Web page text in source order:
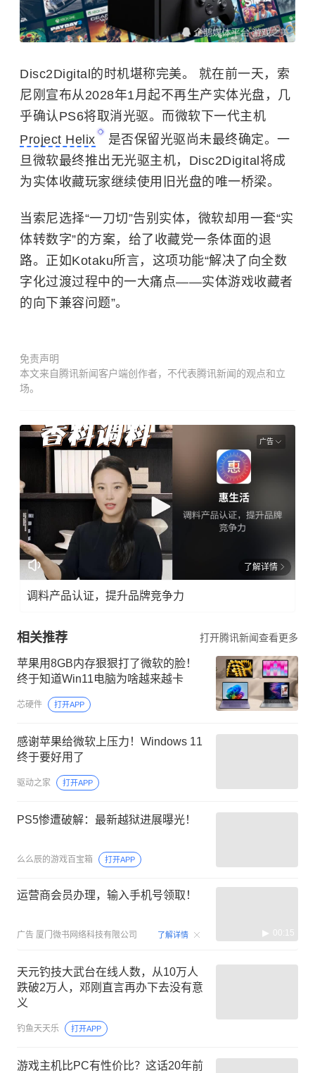
Disc2Digital的时机堪称完美。 就在前一天，索
尼刚宣布从2028年1月起不再生产实体光盘，几
乎确认PS6将取消光驱。而微软下一代主机
Project Helix
是否保留光驱尚未最终确定。一
旦微软最终推出无光驱主机，Disc2Digital将成
为实体收藏玩家继续使用旧光盘的唯一桥梁。
当索尼选择“一刀切”告别实体，微软却用一套“实
体转数字”的方案，给了收藏党一条体面的退
路。正如Kotaku所言，这项功能“解决了向全数
字化过渡过程中的一大痛点——实体游戏收藏者
的向下兼容问题”。
免责声明
本文来自腾讯新闻客户端创作者，不代表腾讯新闻的观点和立
场。
广告
了解详情
调料产品认证，提升品牌竞争力
相关推荐 打开腾讯新闻查看更多
苹果用8GB内存狠狠打了微软的脸！
终于知道Win11电脑为啥越来越卡
芯硬件 打开APP
感谢苹果给微软上压力！Windows 11
终于要好用了
驱动之家 打开APP
PS5惨遭破解：最新越狱进展曝光！
么么辰的游戏百宝箱 打开APP
运营商会员办理，输入手机号领取！
广告 厦门微书网络科技有限公司 了解详情 00:15
天元钓技大武台在线人数，从10万人
跌破2万人，邓刚直言再办下去没有意
义
钓鱼天天乐 打开APP
游戏主机比PC有性价比？这话20年前